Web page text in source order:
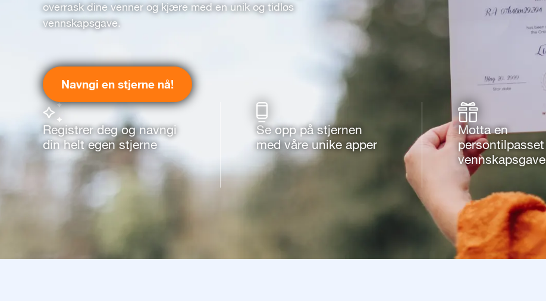
overrask dine venner og kjære med en unik og tidløs
vennskapsgave.
Navngi en stjerne nå!
Registrer deg og navngi
din helt egen stjerne
Se opp på stjernen
med våre unike apper
Motta en
persontilpasset
vennskapsgave